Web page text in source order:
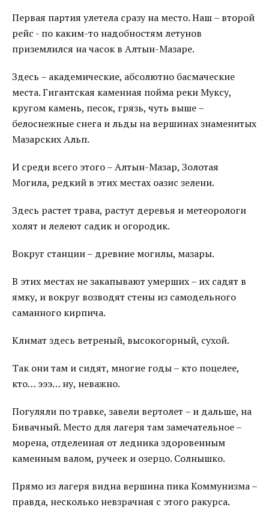
Первая партия улетела сразу на место. Наш – второй
рейс - по каким-то надобностям летунов
приземлился на часок в Алтын-Мазаре.
Здесь – академические, абсолютно басмаческие
места. Гигантская каменная пойма реки Муксу,
кругом камень, песок, грязь, чуть выше –
белоснежные снега и льды на вершинах знаменитых
Мазарских Альп.
И среди всего этого – Алтын-Мазар, Золотая
Могила, редкий в этих местах оазис зелени.
Здесь растет трава, растут деревья и метеорологи
холят и лелеют садик и огородик.
Вокруг станции – древние могилы, мазары.
В этих местах не закапывают умерших – их садят в
ямку, и вокруг возводят стены из самодельного
саманного кирпича.
Климат здесь ветреный, высокогорный, сухой.
Так они там и сидят, многие годы – кто поцелее,
кто… эээ… ну, неважно.
Погуляли по травке, завели вертолет – и дальше, на
Бивачный. Место для лагеря там замечательное –
морена, отделенная от ледника здоровенным
каменным валом, ручеек и озерцо. Солнышко.
Прямо из лагеря видна вершина пика Коммунизма –
правда, несколько невзрачная с этого ракурса.